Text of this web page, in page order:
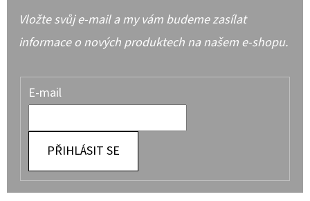
Vložte svůj e-mail a my vám budeme zasílat
informace o nových produktech na našem e-shopu.
E-mail
PŘIHLÁSIT SE